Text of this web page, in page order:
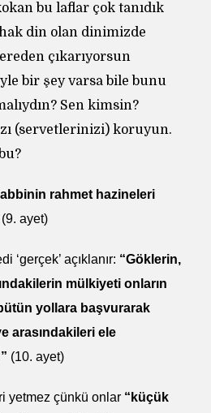
bu laflar çok tanıdık
din olan dinimizde
çıkarıyorsun
bir şey varsa bile bunu
Sen kimsin?
(servetlerinizi) koruyun.
rahmet hazineleri
(9. ayet)
‘gerçek’ açıklanır: “Göklerin,
mülkiyeti onların
yollara başvurarak
arasındakileri ele
(10. ayet)
yetmez çünkü onlar “küçük